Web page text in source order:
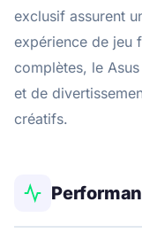
exclusif assurent
expérience de jeu
complètes, le
et de
créatifs.